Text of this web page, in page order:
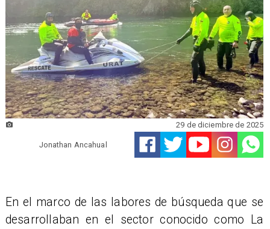
Jonathan Ancahual
29 de diciembre de 2025
En el marco de las labores de búsqueda que se
desarrollaban en el sector conocido como La